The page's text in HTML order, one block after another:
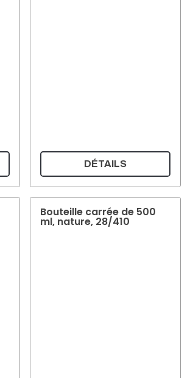
DÉTAILS
Bouteille carrée de 500
ml, nature, 28/410